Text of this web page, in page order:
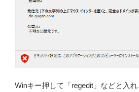
Winキー押して「regedit」などと入